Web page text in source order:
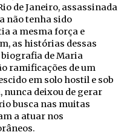
de Janeiro, assassinada
não tenha sido
a mesma força e
as histórias dessas
biografia de Maria
ramificações de um
em solo hostil e sob
nunca deixou de gerar
busca nas muitas
a atuar nos